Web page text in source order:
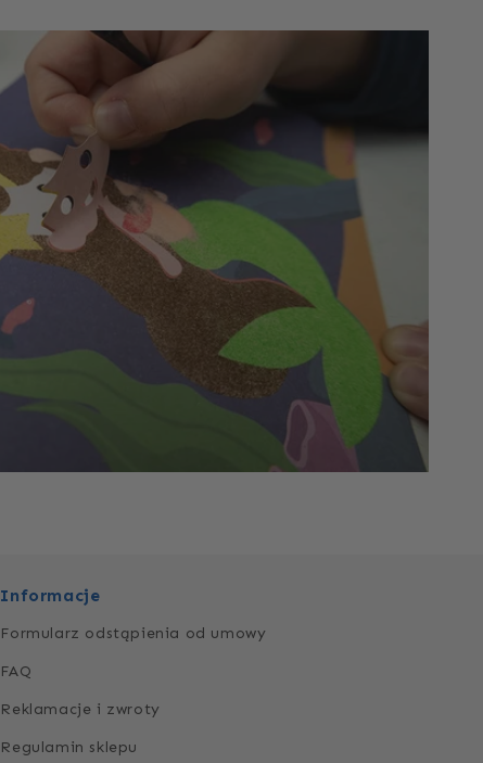
Informacje
Formularz odstąpienia od umowy
FAQ
Reklamacje i zwroty
Regulamin sklepu